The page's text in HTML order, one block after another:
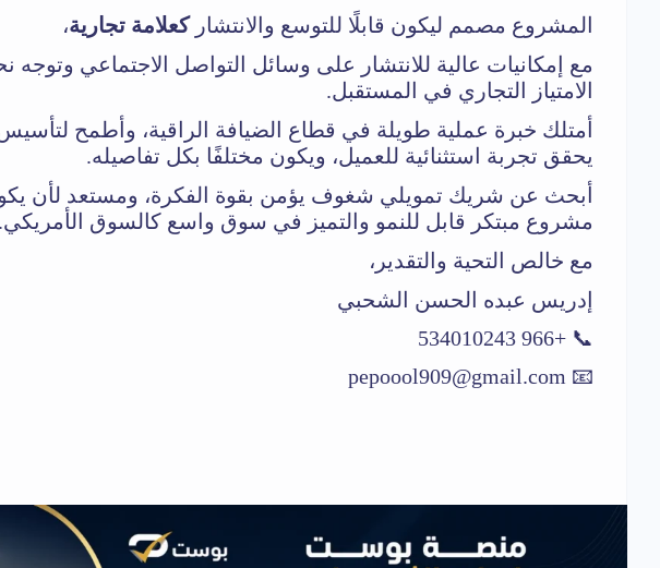
المشروع مصمم ليكون قابلًا للتوسع والانتشاركعلامة تجارية،
مع إمكانيات عالية للانتشار على وسائل التواصل الاجتماعي وتوجه
الامتياز التجاري في المستقبل.
أمتلك خبرة عملية طويلة في قطاع الضيافة الراقية، وأطمح
يحقق تجربة استثنائية للعميل، ويكون مختلفًا بكل تفاصيله.
أبحث عن شريك تمويلي شغوف يؤمن بقوة الفكرة، ومستعد لأن
مشروع مبتكر قابل للنمو والتميز في سوق واسع كالسوق الأمريكي.
مع خالص التحية والتقدير،
إدريس عبده الحسن الشحبي
📞 +966 534010243
📧
pepoool909@gmail.com